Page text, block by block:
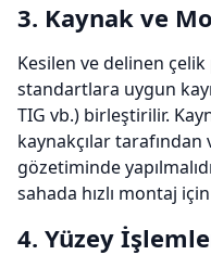
3. Kaynak ve
Kesilen ve delinen
standartlara uygun
TIG vb.) birleştirilir.
kaynakçılar
gözetiminde
sahada hızlı montaj
4. Yüzey